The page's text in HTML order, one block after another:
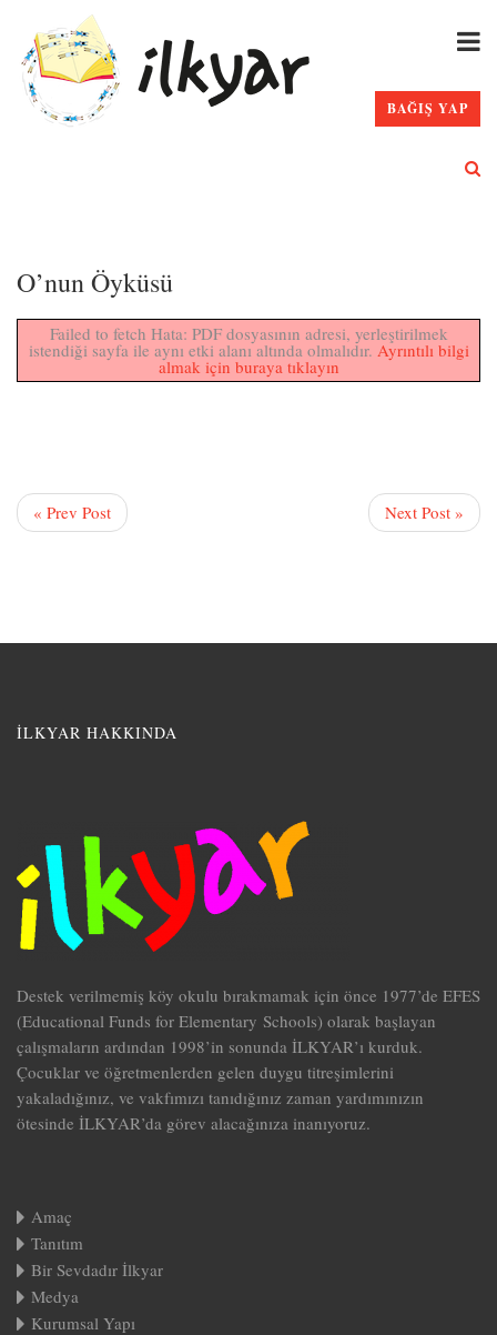
BAĞIŞ YAP
O’nun Öyküsü
Failed to fetch Hata: PDF dosyasının adresi, yerleştirilmek
istendiği sayfa ile aynı etki alanı altında olmalıdır. Ayrıntılı bilgi
almak için buraya tıklayın
« Prev Post Next Post »
İLKYAR HAKKINDA
Destek verilmemiş köy okulu bırakmamak için önce 1977’de EFES
(Educational Funds for Elementary Schools) olarak başlayan
çalışmaların ardından 1998’in sonunda İLKYAR’ı kurduk.
Çocuklar ve öğretmenlerden gelen duygu titreşimlerini
yakaladığınız, ve vakfımızı tanıdığınız zaman yardımınızın
ötesinde İLKYAR’da görev alacağınıza inanıyoruz.
Amaç
Tanıtım
Bir Sevdadır İlkyar
Medya
Kurumsal Yapı